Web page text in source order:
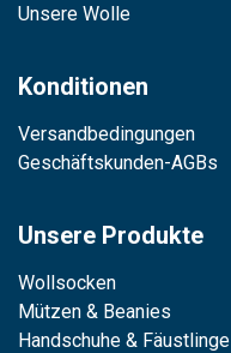
Unsere Wolle
Konditionen
Versandbedingungen
Geschäftskunden-AGBs
Unsere Produkte
Wollsocken
Mützen & Beanies
Handschuhe & Fäustlinge